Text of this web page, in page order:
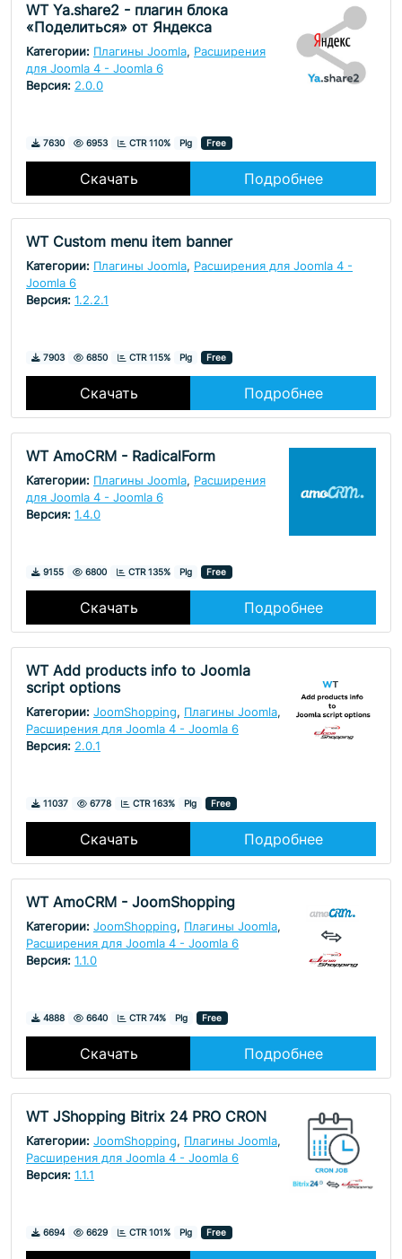
WT Ya.share2 - плагин блока
«Поделиться» от Яндекса
Категории: Плагины Joomla, Расширения
для Joomla 4 - Joomla 6
Версия: 2.0.0
Скачивания
7630 Просмотры
6953 CTR 110% Plg Free
Скачать Подробнее
WT Custom menu item banner
Категории: Плагины Joomla, Расширения для Joomla 4 -
Joomla 6
Версия: 1.2.2.1
Скачивания
7903 Просмотры
6850 CTR 115% Plg Free
Скачать Подробнее
WT AmoCRM - RadicalForm
Категории: Плагины Joomla, Расширения
для Joomla 4 - Joomla 6
Версия: 1.4.0
Скачивания
9155 Просмотры
6800 CTR 135% Plg Free
Скачать Подробнее
WT Add products info to Joomla
script options
Категории: JoomShopping, Плагины Joomla,
Расширения для Joomla 4 - Joomla 6
Версия: 2.0.1
Скачивания
11037 Просмотры
6778 CTR 163% Plg Free
Скачать Подробнее
WT AmoCRM - JoomShopping
Категории: JoomShopping, Плагины Joomla,
Расширения для Joomla 4 - Joomla 6
Версия: 1.1.0
Скачивания
4888 Просмотры
6640 CTR 74% Plg Free
Скачать Подробнее
WT JShopping Bitrix 24 PRO CRON
Категории: JoomShopping, Плагины Joomla,
Расширения для Joomla 4 - Joomla 6
Версия: 1.1.1
Скачивания
6694 Просмотры
6629 CTR 101% Plg Free